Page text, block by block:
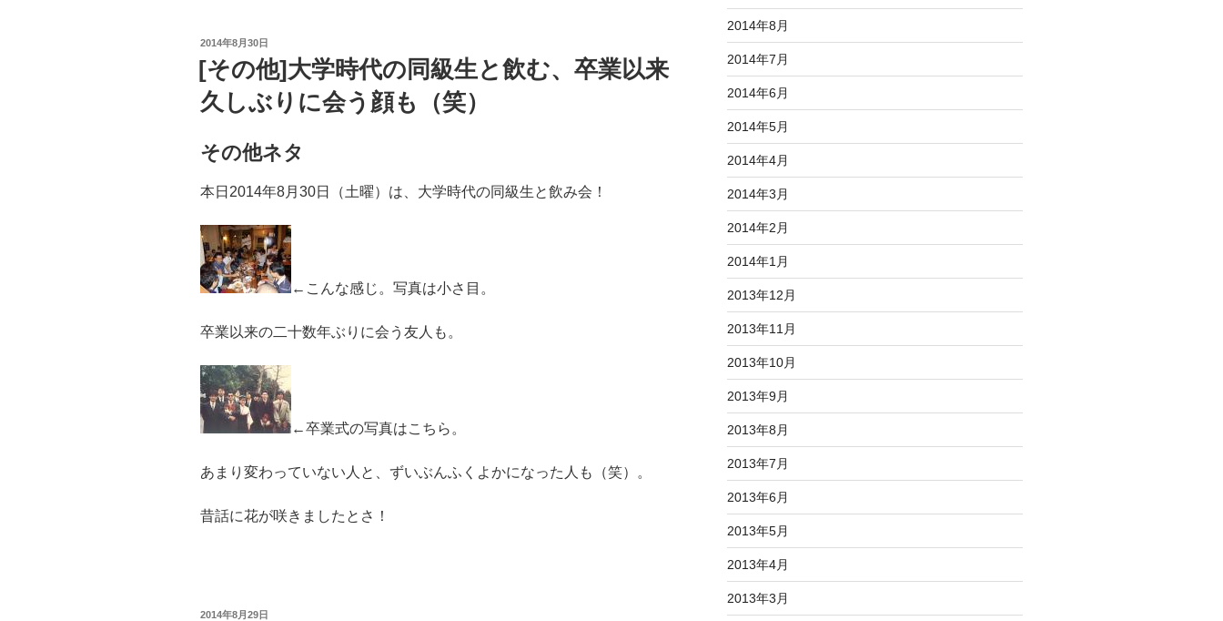
投
日:
2014年8月30日
[その他]大学時代の同級生と飲む、卒業以来
久しぶりに会う顔も（笑）
その他ネタ
本日2014年8月30日（土曜）は、大学時代の同級生と飲み会！
←こんな感じ。写真は小さ目。
卒業以来の二十数年ぶりに会う友人も。
←卒業式の写真はこちら。
あまり変わっていない人と、ずいぶんふくよかになった人も（笑）。
昔話に花が咲きましたとさ！
投
2014年8月29日
2014年8月
2014年7月
2014年6月
2014年5月
2014年4月
2014年3月
2014年2月
2014年1月
2013年12月
2013年11月
2013年10月
2013年9月
2013年8月
2013年7月
2013年6月
2013年5月
2013年4月
2013年3月